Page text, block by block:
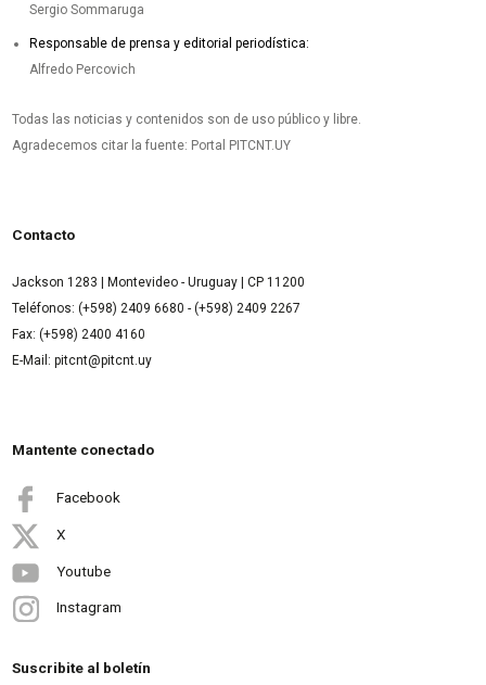
Sergio Sommaruga
Responsable de prensa y editorial periodística:
Alfredo Percovich
Todas las noticias y contenidos son de uso público y libre.
Agradecemos citar la fuente: Portal PITCNT.UY
Contacto
Jackson 1283 | Montevideo - Uruguay | CP 11200
Teléfonos: (+598) 2409 6680 - (+598) 2409 2267
Fax: (+598) 2400 4160
E-Mail: pitcnt@pitcnt.uy
Mantente conectado
Facebook
X
Youtube
Instagram
Suscribite al boletín